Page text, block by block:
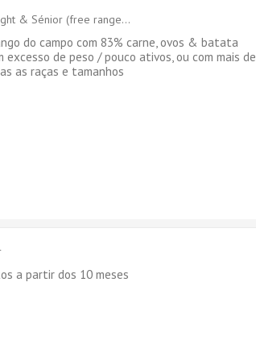
& Sénior (free range...
do campo com 83% carne, ovos & batata
de peso / pouco ativos, ou com mais de
as raças e tamanhos
a partir dos 10 meses